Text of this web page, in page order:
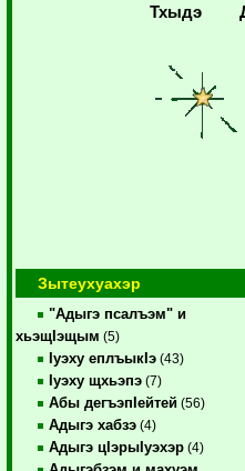
Тхыдэ
Зытеухуахэр
"Адыгэ псалъэм" и
хьэщIэщым (5)
Iуэху еплъыкIэ (43)
Iуэху щхьэпэ (7)
Абы дегъэпIейтей (56)
Адыгэ хабзэ (4)
Адыгэ цIэрыIуэхэр (4)